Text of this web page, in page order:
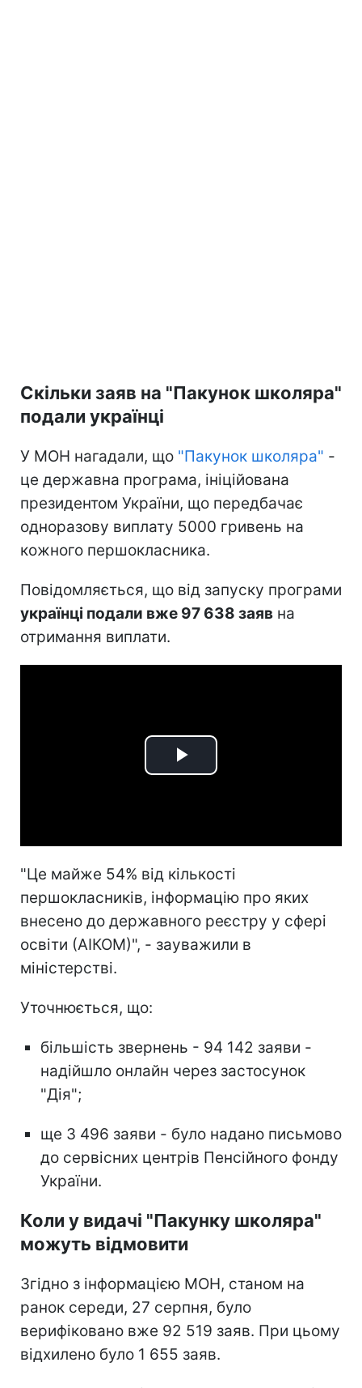
Скільки заяв на "Пакунок школяра"
подали українці
У МОН нагадали, що "Пакунок школяра" -
це державна програма, ініційована
президентом України, що передбачає
одноразову виплату 5000 гривень на
кожного першокласника.
Повідомляється, що від запуску програми
українці подали вже 97 638 заяв на
отримання виплати.
Play
"Це майже 54% від кількості
першокласників, інформацію про яких
внесено до державного реєстру у сфері
освіти (АІКОМ)", - зауважили в
міністерстві.
Уточнюється, що:
більшість звернень - 94 142 заяви -
надійшло онлайн через застосунок
"Дія";
ще 3 496 заяви - було надано письмово
до сервісних центрів Пенсійного фонду
України.
Коли у видачі "Пакунку школяра"
можуть відмовити
Згідно з інформацією МОН, станом на
ранок середи, 27 серпня, було
верифіковано вже 92 519 заяв. При цьому
відхилено було 1 655 заяв.